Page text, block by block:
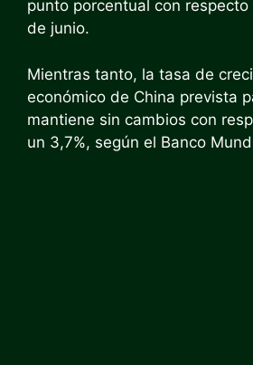
punto porcentual con
de junio.
Mientras tanto, la tasa de
económico de China prevista
mantiene sin cambios con
un 3,7%, según el Banco